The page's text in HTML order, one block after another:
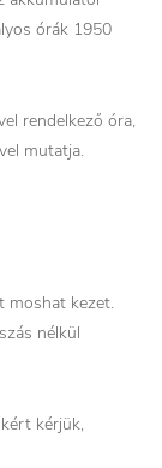
órák 1950
rendelkező óra,
mutatja.
moshat kezet.
nélkül
kérjük,